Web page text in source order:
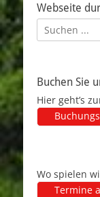
Webseite
Suchen
nach:
Buchen Sie
Hier geht’s
Wo spielen
Termine